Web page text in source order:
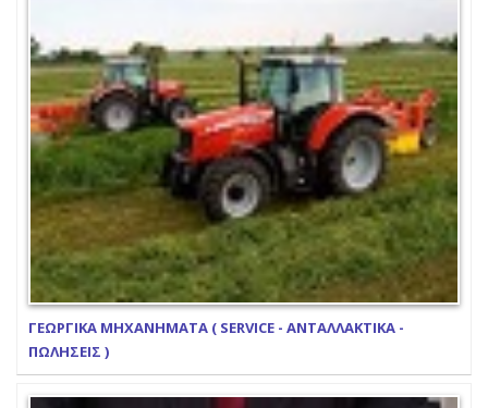
ΓΕΩΡΓΙΚΑ ΜΗΧΑΝΗΜΑΤΑ ( SERVICE - ΑΝΤΑΛΛΑΚΤΙΚΑ -
ΠΩΛΗΣΕΙΣ )